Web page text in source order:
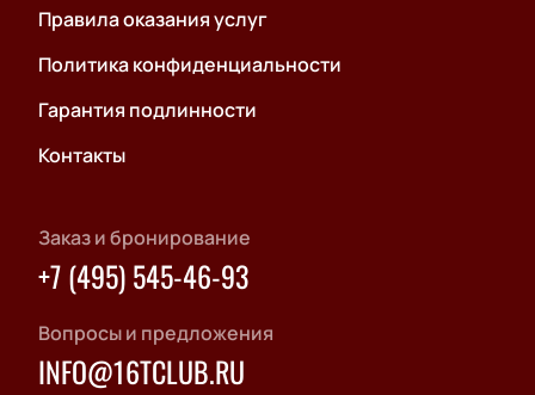
Правила оказания услуг
Политика конфиденциальности
Гарантия подлинности
Контакты
Заказ и бронирование
+7 (495) 545-46-93
Вопросы и предложения
INFO@16TCLUB.RU